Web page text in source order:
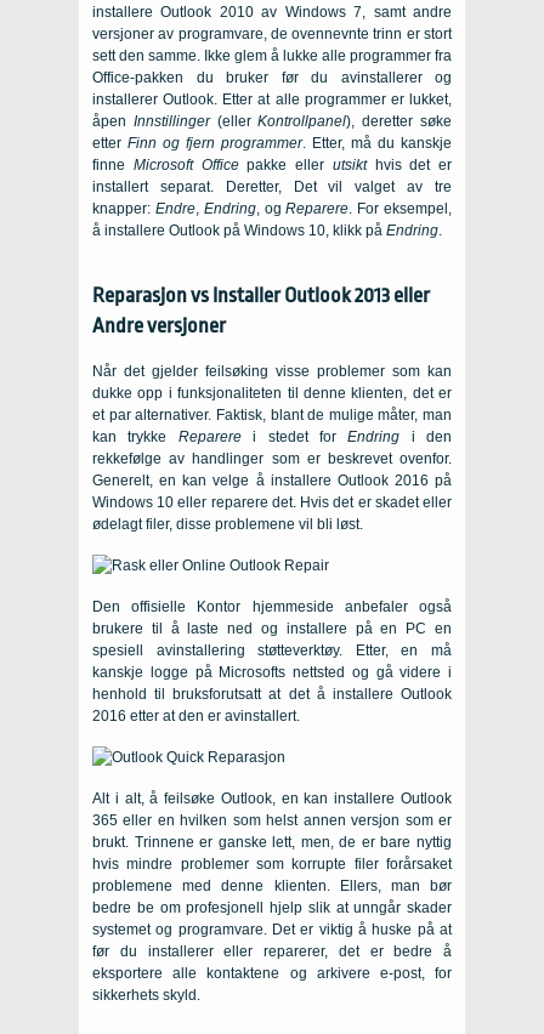
installere Outlook 2010 av Windows 7, samt andre
versjoner av programvare, de ovennevnte trinn er stort
sett den samme. Ikke glem å lukke alle programmer fra
Office-pakken du bruker før du avinstallerer og
installerer Outlook. Etter at alle programmer er lukket,
åpen Innstillinger (ellerKontrollpanel), deretter søke
etter Finn og fjern programmer. Etter, må du kanskje
finne Microsoft Officepakke eller utsikt hvis det er
installert separat. Deretter, Det vil valget av tre
knapper: Endre, Endring, ogReparere. For eksempel,
å installere Outlook på Windows 10, klikk på Endring.
Reparasjon vs Installer Outlook 2013 eller
Andre versjoner
Når det gjelder feilsøking visse problemer som kan
dukke opp i funksjonaliteten til denne klienten, det er
et par alternativer. Faktisk, blant de mulige måter, man
kan trykke Reparerei stedet forEndring i den
rekkefølge av handlinger som er beskrevet ovenfor.
Generelt, en kan velge å installere Outlook 2016 på
Windows 10 eller reparere det. Hvis det er skadet eller
ødelagt filer, disse problemene vil bli løst.
Den offisielle Kontor hjemmeside anbefaler også
brukere til å laste ned og installere på en PC en
spesiell avinstallering støtteverktøy. Etter, en må
kanskje logge på Microsofts nettsted og gå videre i
henhold til bruksforutsatt at det å installere Outlook
2016 etter at den er avinstallert.
Alt i alt, å feilsøke Outlook, en kan installere Outlook
365 eller en hvilken som helst annen versjon som er
brukt. Trinnene er ganske lett, men, de er bare nyttig
hvis mindre problemer som korrupte filer forårsaket
problemene med denne klienten. Ellers, man bør
bedre be om profesjonell hjelp slik at unngår skader
systemet og programvare. Det er viktig å huske på at
før du installerer eller reparerer, det er bedre å
eksportere alle kontaktene og arkivere e-post, for
sikkerhets skyld.